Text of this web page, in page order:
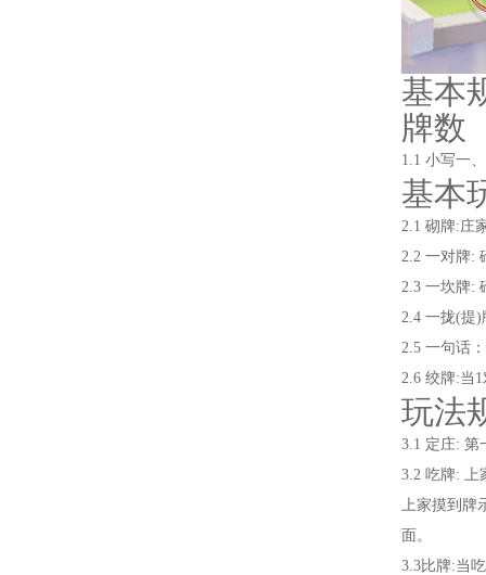
基本
牌数
1.1 小写一
基本
2.1 砌牌:庄
2.2 一对牌:
2.3 一坎牌:
2.4 一拢(提
2.5 一句话
2.6 绞牌:当
玩法
3.1 定庄: 第
3.2 吃牌: 上
上家摸到牌
面。
3.3比牌:当